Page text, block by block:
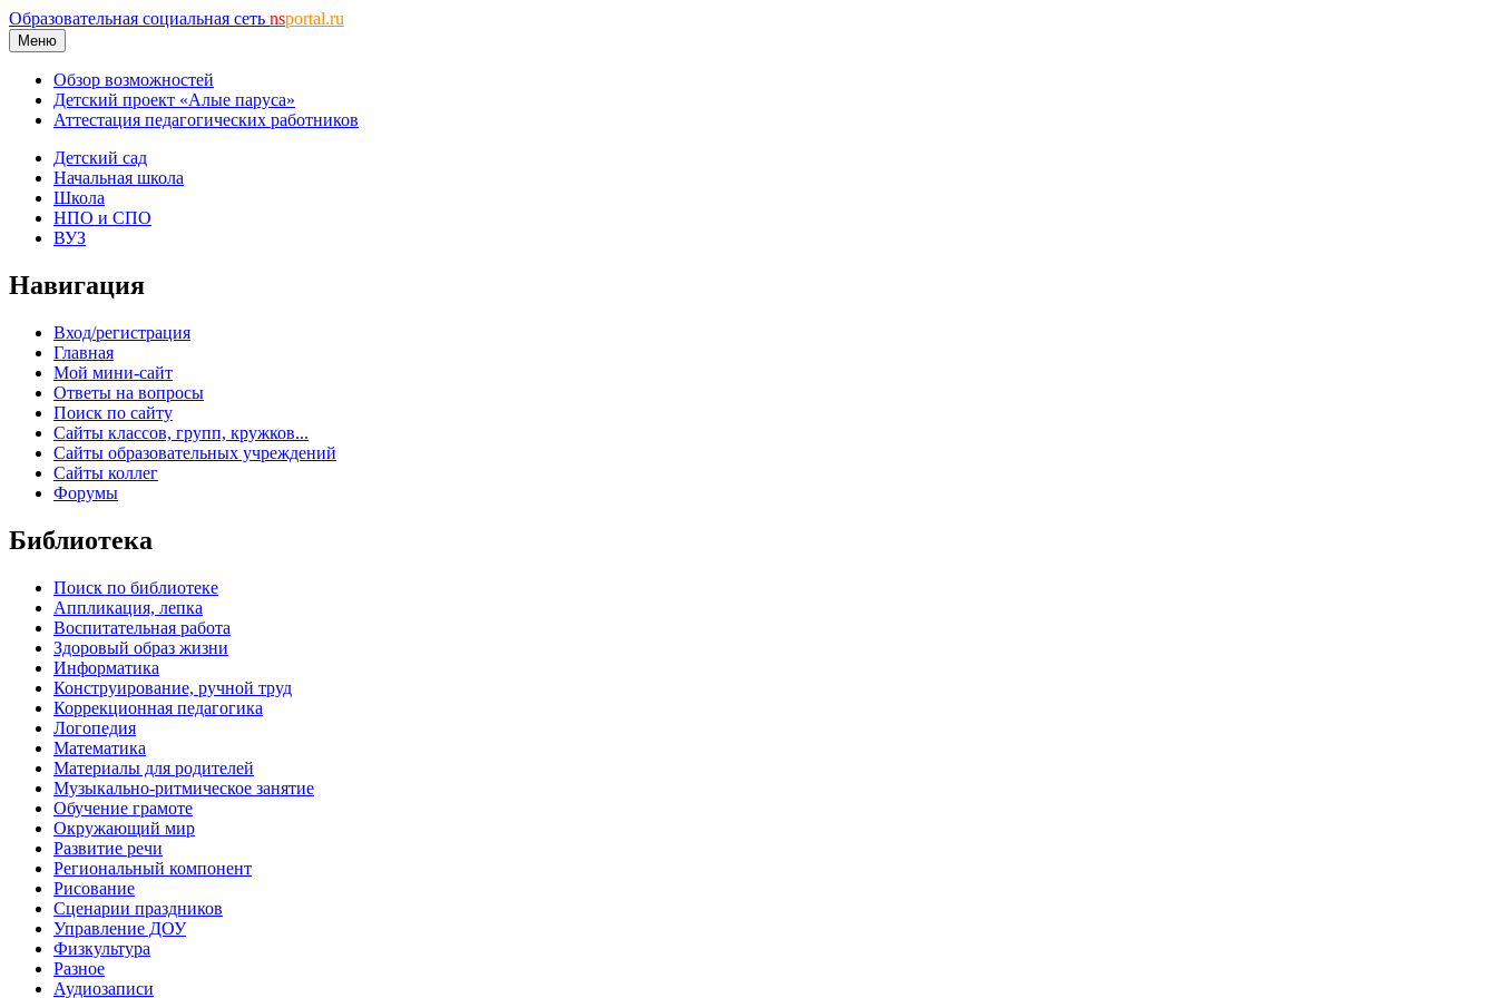
Образовательная социальная сеть nsportal.ru
Меню
Обзор возможностей
Детский проект «Алые паруса»
Аттестация педагогических работников
Детский сад
Начальная школа
Школа
НПО и СПО
ВУЗ
Навигация
Вход/регистрация
Главная
Мой мини-сайт
Ответы на вопросы
Поиск по сайту
Сайты классов, групп, кружков...
Сайты образовательных учреждений
Сайты коллег
Форумы
Библиотека
Поиск по библиотеке
Аппликация, лепка
Воспитательная работа
Здоровый образ жизни
Информатика
Конструирование, ручной труд
Коррекционная педагогика
Логопедия
Математика
Материалы для родителей
Музыкально-ритмическое занятие
Обучение грамоте
Окружающий мир
Развитие речи
Региональный компонент
Рисование
Сценарии праздников
Управление ДОУ
Физкультура
Разное
Аудиозаписи